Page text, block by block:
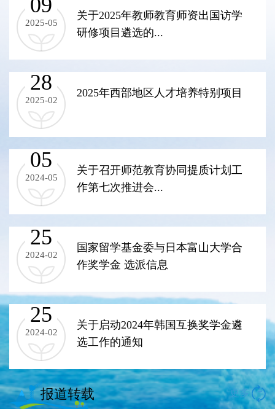
2025-05
关于2025年教师教育师资出国访学
研修项目遴选的...
28
2025-02
2025年西部地区人才培养特别项目
05
2024-05
关于召开师范教育协同提质计划工
作第七次推进会...
25
2024-02
国家留学基金委与日本富山大学合
作奖学金 选派信息
25
2024-02
关于启动2024年韩国互换奖学金遴
选工作的通知
报道转载 更多 +